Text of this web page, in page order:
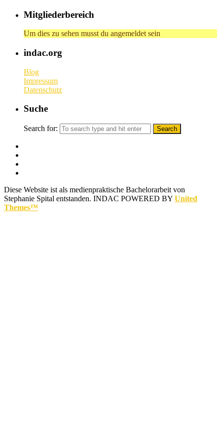
Mitgliederbereich
Um dies zu sehen musst du angemeldet sein
indac.org
Blog
Impressum
Datenschutz
Suche
Search for:
Diese Website ist als medienpraktische Bachelorarbeit von
Stephanie Spital entstanden. INDAC POWERED BY United
Themes™